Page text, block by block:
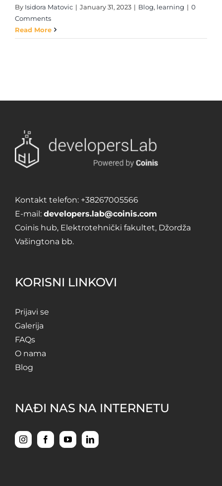
By Isidora Matovic | January 31, 2023 | Blog, learning | 0
Comments
Read More
Kontakt telefon: +38267005566
E-mail: developers.lab@coinis.com
Coinis hub, Elektrotehnički fakultet, Džordža
Vašingtona bb.
KORISNI LINKOVI
Prijavi se
Galerija
FAQs
O nama
Blog
NAĐI NAS NA INTERNETU